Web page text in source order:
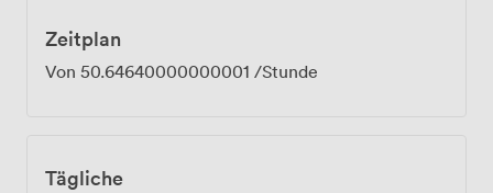
Zeitplan
Von 50.64640000000001 /Stunde
Tägliche